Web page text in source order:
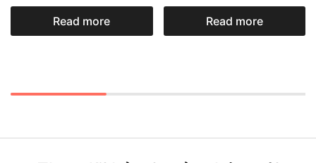
Read more Read more